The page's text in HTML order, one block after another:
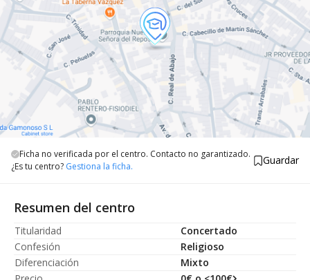
Ficha no verificada por el centro. Contacto no garantizado.
¿Es tu centro? Gestiona la ficha. Guardar
Resumen del centro
Titularidad
Concertado
Confesión
Religioso
Diferenciación
Mixto